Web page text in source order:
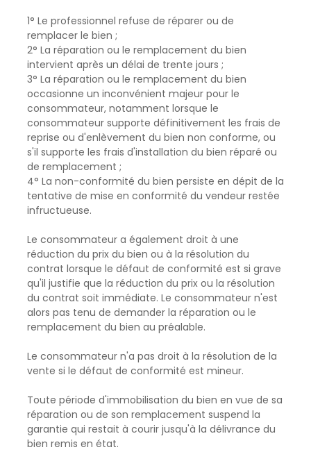
1° Le professionnel refuse de réparer ou de
remplacer le bien ;
2° La réparation ou le remplacement du bien
intervient après un délai de trente jours ;
3° La réparation ou le remplacement du bien
occasionne un inconvénient majeur pour le
consommateur, notamment lorsque le
consommateur supporte définitivement les frais de
reprise ou d'enlèvement du bien non conforme, ou
s'il supporte les frais d'installation du bien réparé ou
de remplacement ;
4° La non-conformité du bien persiste en dépit de la
tentative de mise en conformité du vendeur restée
infructueuse.
Le consommateur a également droit à une
réduction du prix du bien ou à la résolution du
contrat lorsque le défaut de conformité est si grave
qu'il justifie que la réduction du prix ou la résolution
du contrat soit immédiate. Le consommateur n'est
alors pas tenu de demander la réparation ou le
remplacement du bien au préalable.
Le consommateur n'a pas droit à la résolution de la
vente si le défaut de conformité est mineur.
Toute période d'immobilisation du bien en vue de sa
réparation ou de son remplacement suspend la
garantie qui restait à courir jusqu'à la délivrance du
bien remis en état.